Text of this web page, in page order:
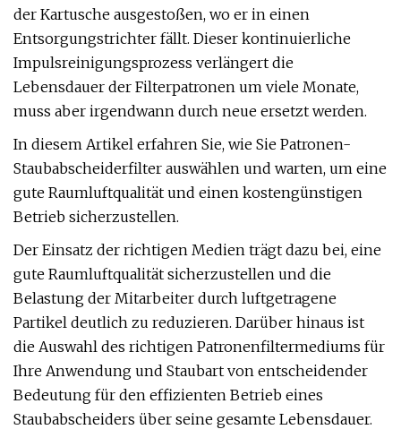
der Kartusche ausgestoßen, wo er in einen
Entsorgungstrichter fällt. Dieser kontinuierliche
Impulsreinigungsprozess verlängert die
Lebensdauer der Filterpatronen um viele Monate,
muss aber irgendwann durch neue ersetzt werden.
In diesem Artikel erfahren Sie, wie Sie Patronen-
Staubabscheiderfilter auswählen und warten, um eine
gute Raumluftqualität und einen kostengünstigen
Betrieb sicherzustellen.
Der Einsatz der richtigen Medien trägt dazu bei, eine
gute Raumluftqualität sicherzustellen und die
Belastung der Mitarbeiter durch luftgetragene
Partikel deutlich zu reduzieren. Darüber hinaus ist
die Auswahl des richtigen Patronenfiltermediums für
Ihre Anwendung und Staubart von entscheidender
Bedeutung für den effizienten Betrieb eines
Staubabscheiders über seine gesamte Lebensdauer.